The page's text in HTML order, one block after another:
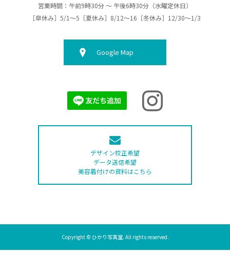
営業時間：午前9時30分 ～ 午後6時30分（水曜定休日）
［皐休み］5/1～5［夏休み］8/12～16［冬休み］12/30～1/3
Google Map
デザイン校正希望
データ送信希望
美容着付けの資料はこちら
Copyright © ひかり写真室. All rights reserved.